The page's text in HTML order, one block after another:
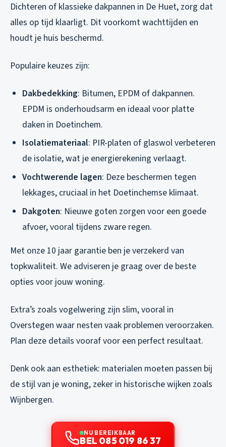
Dichteren of klassieke dakpannen in De Huet, zorg dat
alles op tijd klaarligt. Dit voorkomt wachttijden en
houdt je huis beschermd.
Populaire keuzes zijn:
Dakbedekking: Bitumen, EPDM of dakpannen.
EPDM is onderhoudsarm en ideaal voor platte
daken in Doetinchem.
Isolatiemateriaal: PIR-platen of glaswol verbeteren
de isolatie, wat je energierekening verlaagt.
Vochtwerende lagen: Deze beschermen tegen
lekkages, cruciaal in het Doetinchemse klimaat.
Dakgoten: Nieuwe goten zorgen voor een goede
afvoer, vooral tijdens zware regen.
Met onze 10 jaar garantie ben je verzekerd van
topkwaliteit. We adviseren je graag over de beste
opties voor jouw woning.
Extra’s zoals vogelwering zijn slim, vooral in
Overstegen waar nesten vaak problemen veroorzaken.
Plan deze details vooraf voor een perfect resultaat.
Denk ook aan esthetiek: materialen moeten passen bij
de stijl van je woning, zeker in historische wijken zoals
Wijnbergen.
NU BEREIKBAAR
BEL 085 019 86 37